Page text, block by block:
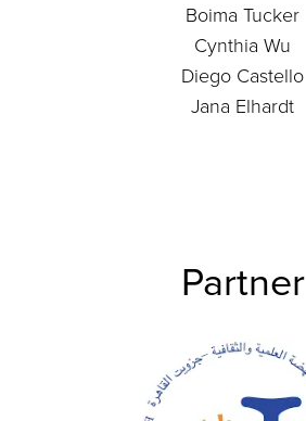
Boima Tucker
Cynthia Wu
Diego Castello
Jana Elhardt
Partner